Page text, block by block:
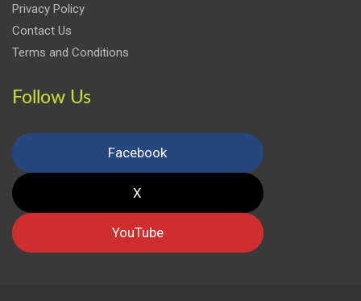
Privacy Policy
Contact Us
Terms and Conditions
Follow Us
Facebook
X
YouTube